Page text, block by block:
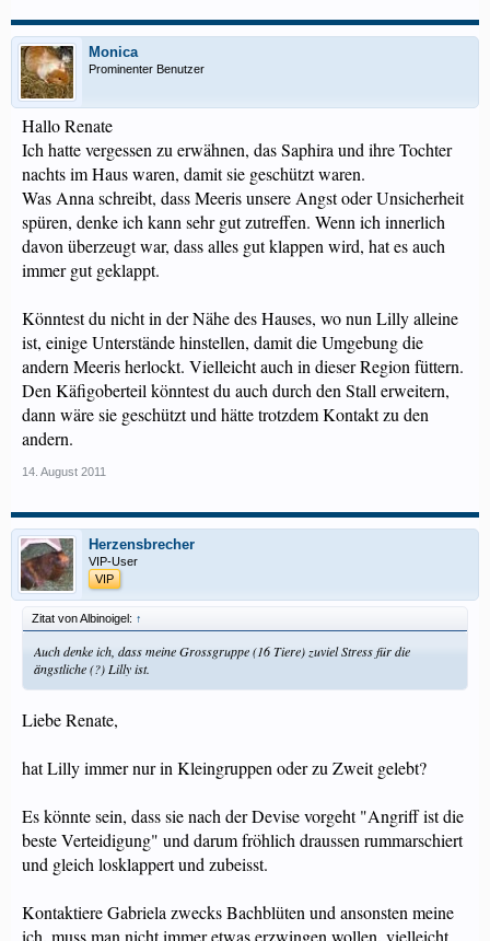
Monica
Prominenter Benutzer
Hallo Renate
Ich hatte vergessen zu erwähnen, das Saphira und ihre Tochter
nachts im Haus waren, damit sie geschützt waren.
Was Anna schreibt, dass Meeris unsere Angst oder Unsicherheit
spüren, denke ich kann sehr gut zutreffen. Wenn ich innerlich
davon überzeugt war, dass alles gut klappen wird, hat es auch
immer gut geklappt.
Könntest du nicht in der Nähe des Hauses, wo nun Lilly alleine
ist, einige Unterstände hinstellen, damit die Umgebung die
andern Meeris herlockt. Vielleicht auch in dieser Region füttern.
Den Käfigoberteil könntest du auch durch den Stall erweitern,
dann wäre sie geschützt und hätte trotzdem Kontakt zu den
andern.
14. August 2011
Herzensbrecher
VIP-User
VIP
Zitat von Albinoigel: ↑
Auch denke ich, dass meine Grossgruppe (16 Tiere) zuviel Stress für die
ängstliche (?) Lilly ist.
Liebe Renate,
hat Lilly immer nur in Kleingruppen oder zu Zweit gelebt?
Es könnte sein, dass sie nach der Devise vorgeht "Angriff ist die
beste Verteidigung" und darum fröhlich draussen rummarschiert
und gleich losklappert und zubeisst.
Kontaktiere Gabriela zwecks Bachblüten und ansonsten meine
ich, muss man nicht immer etwas erzwingen wollen, vielleicht